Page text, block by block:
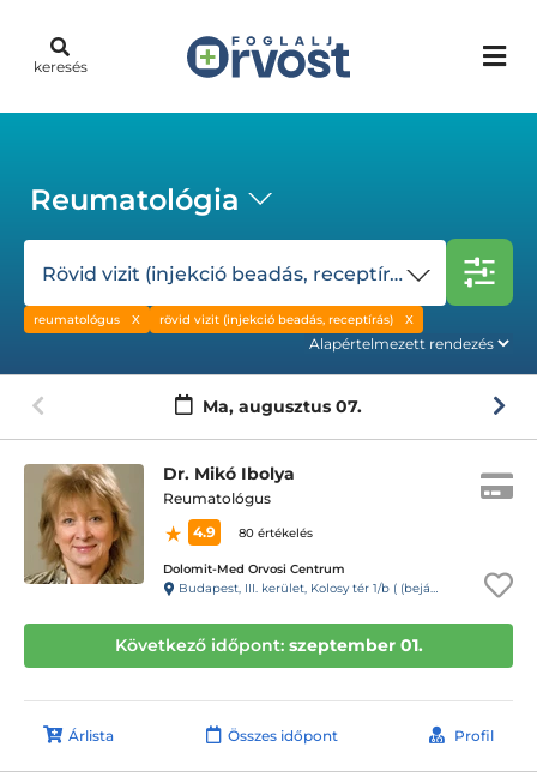
keresés
Reumatológia
Rövid vizit (injekció beadás, receptírás)
reumatológus rövid vizit (injekció beadás, receptírás)
Ma, augusztus 07.
Dr. Mikó Ibolya
Reumatológus
4.9
80 értékelés
Dolomit-Med Orvosi Centrum
Budapest, III. kerület, Kolosy tér 1/b ( (bejárat az Evező utcából) (10-es kapucsengő)
Következő időpont: szeptember 01.
Árlista Összes időpont Profil